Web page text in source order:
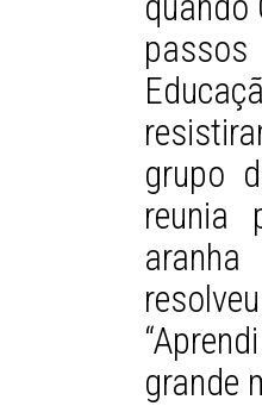
grupo
reunia
grande